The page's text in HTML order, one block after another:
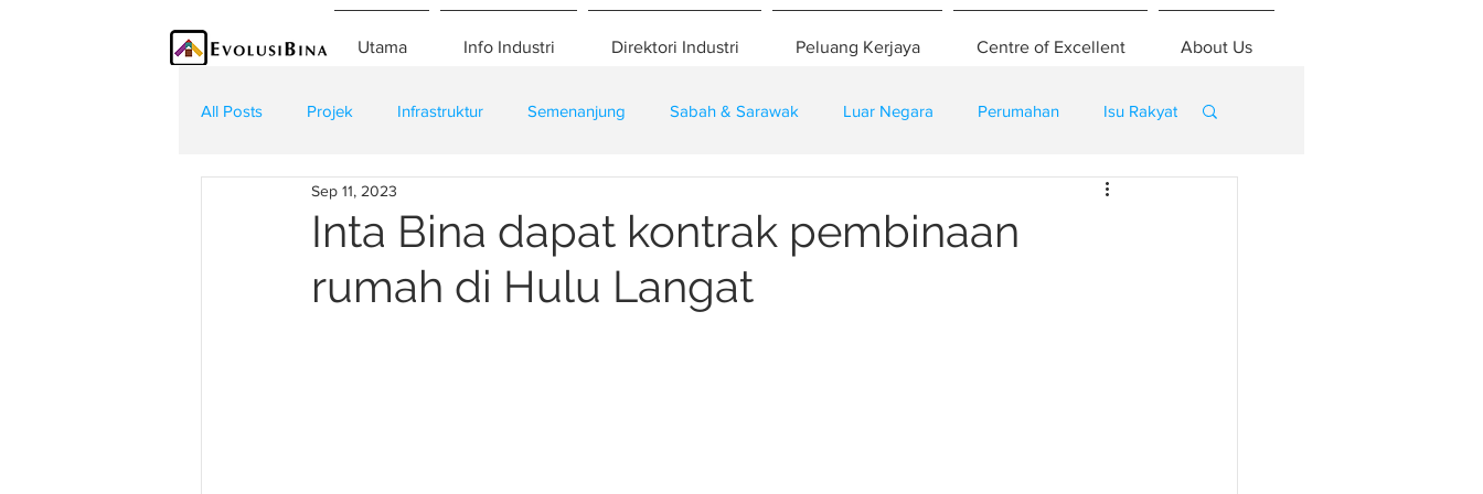
Utama Info Industri Direktori Industri Peluang Kerjaya Centre of Excellent About Us
All Posts Projek Infrastruktur Semenanjung Sabah & Sarawak Luar Negara Perumahan Isu Rakyat
Teknologi Kontraktor
Inta Bina dapat kontrak pembinaan
rumah di Hulu Langat
Sep 11, 2023